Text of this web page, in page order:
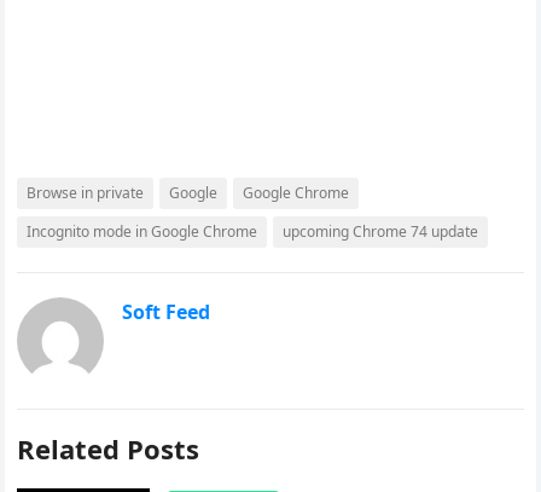
Browse in private Google
Google Chrome
Incognito mode in Google Chrome
upcoming Chrome 74 update
Soft Feed
Related Posts